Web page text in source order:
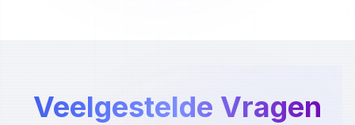
Veelgestelde Vragen